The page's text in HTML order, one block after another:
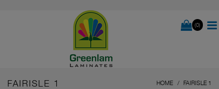
(0)
FAIRISLE 1 HOME FAIRISLE 1